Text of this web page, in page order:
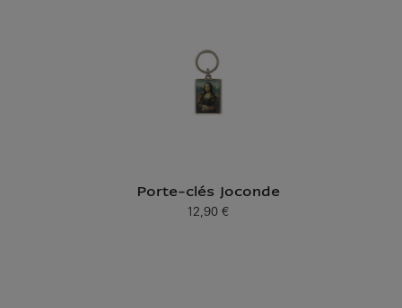
Porte-clés Joconde
Prix ​​actuel
12,90 €